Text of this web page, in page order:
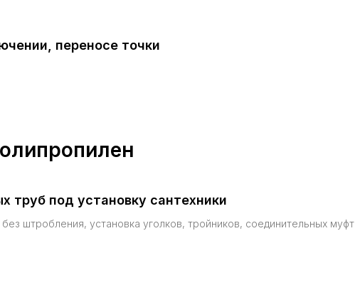
переносе точки
труб под установку сантехники
штробления, установка уголков, тройников, соединительных муфт